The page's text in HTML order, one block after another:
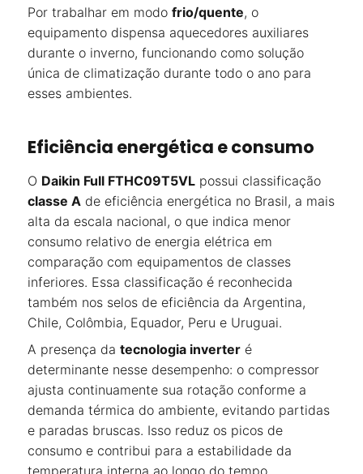
Por trabalhar em modo frio/quente, o
equipamento dispensa aquecedores auxiliares
durante o inverno, funcionando como solução
única de climatização durante todo o ano para
esses ambientes.
Eficiência energética e consumo
O Daikin Full FTHC09T5VL possui classificação
classe A de eficiência energética no Brasil, a mais
alta da escala nacional, o que indica menor
consumo relativo de energia elétrica em
comparação com equipamentos de classes
inferiores. Essa classificação é reconhecida
também nos selos de eficiência da Argentina,
Chile, Colômbia, Equador, Peru e Uruguai.
A presença da tecnologia inverter é
determinante nesse desempenho: o compressor
ajusta continuamente sua rotação conforme a
demanda térmica do ambiente, evitando partidas
e paradas bruscas. Isso reduz os picos de
consumo e contribui para a estabilidade da
temperatura interna ao longo do tempo.